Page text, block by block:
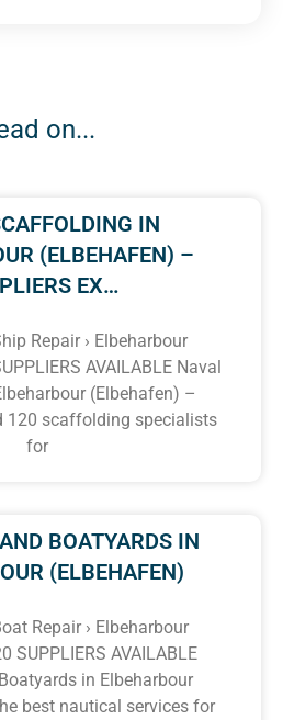
on...
IN
(ELBEHAFEN) –
EX…
Repair › Elbeharbour
AVAILABLE Naval
(Elbehafen) –
120 scaffolding specialists
for
BOATYARDS IN
(ELBEHAFEN)
Repair › Elbeharbour
SUPPLIERS AVAILABLE
in Elbeharbour
best nautical services for